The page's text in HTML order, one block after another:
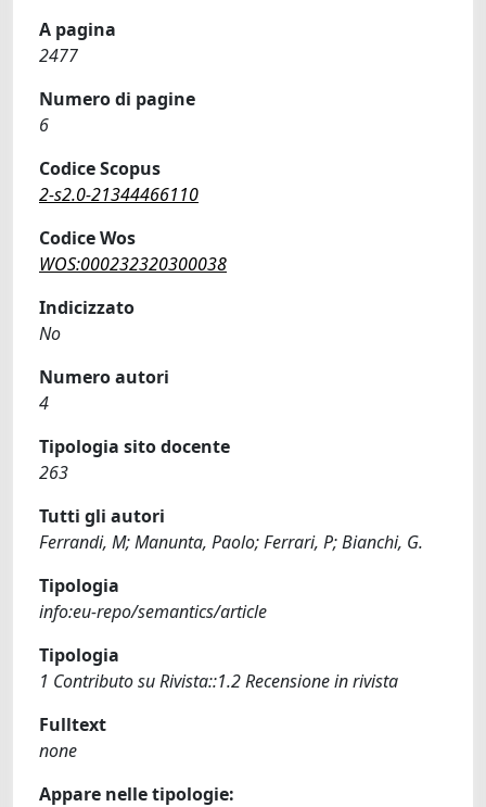
A pagina
2477
Numero di pagine
6
Codice Scopus
2-s2.0-21344466110
Codice Wos
WOS:000232320300038
Indicizzato
No
Numero autori
4
Tipologia sito docente
263
Tutti gli autori
Ferrandi, M; Manunta, Paolo; Ferrari, P; Bianchi, G.
Tipologia
info:eu-repo/semantics/article
Tipologia
1 Contributo su Rivista::1.2 Recensione in rivista
Fulltext
none
Appare nelle tipologie: